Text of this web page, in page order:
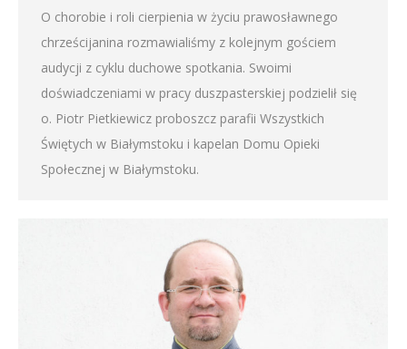
O chorobie i roli cierpienia w życiu prawosławnego
chrześcijanina rozmawialiśmy z kolejnym gościem
audycji z cyklu duchowe spotkania. Swoimi
doświadczeniami w pracy duszpasterskiej podzielił się
o. Piotr Pietkiewicz proboszcz parafii Wszystkich
Świętych w Białymstoku i kapelan Domu Opieki
Społecznej w Białymstoku.